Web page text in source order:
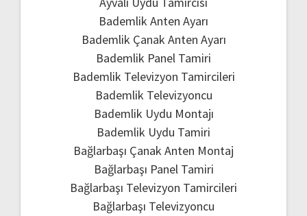
Bademlik Anten Ayarı
Bademlik Çanak Anten Ayarı
Bademlik Panel Tamiri
Bademlik Televizyon Tamircileri
Bademlik Televizyoncu
Bademlik Uydu Montajı
Bademlik Uydu Tamiri
Bağlarbaşı Çanak Anten Montaj
Bağlarbaşı Panel Tamiri
Bağlarbaşı Televizyon Tamircileri
Bağlarbaşı Televizyoncu